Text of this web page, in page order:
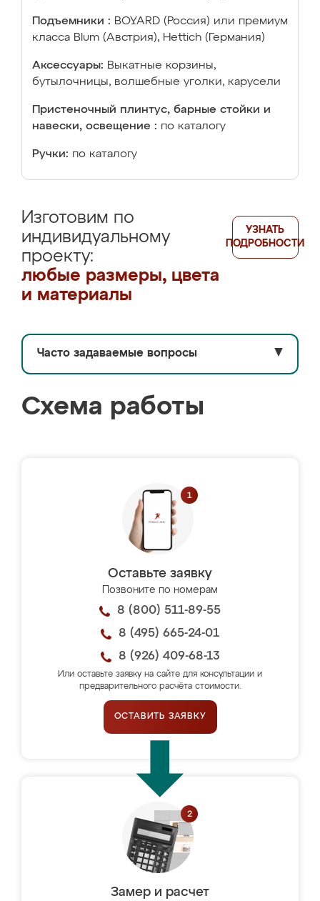
Подъемники : BOYARD (Россия) или премиум
класса Blum (Австрия), Hettich (Германия)
Аксессуары: Выкатные корзины,
бутылочницы, волшебные уголки, карусели
Пристеночный плинтус, барные стойки и
навески, освещение : по каталогу
Ручки: по каталогу
Изготовим по
индивидуальному
проекту:
любые размеры, цвета
и материалы
УЗНАТЬ
ПОДРОБНОСТИ
Часто задаваемые вопросы ▼
Схема работы
Оставьте заявку
Позвоните по номерам
8 (800) 511-89-55
8 (495) 665-24-01
8 (926) 409-68-13
Или оставьте заявку на сайте для консультации и
предварительного расчёта стоимости.
ОСТАВИТЬ ЗАЯВКУ
Замер и расчет